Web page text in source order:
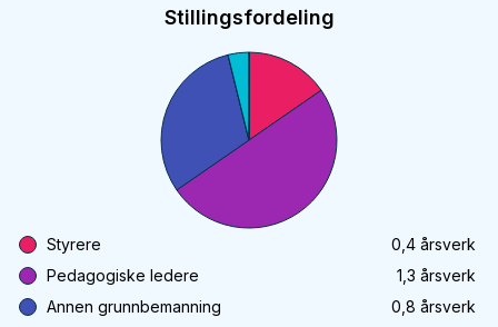
Stillingsfordeling
Styrere 0,4 årsverk
Pedagogiske ledere
1,3 årsverk
Annen grunnbemanning
0,8 årsverk